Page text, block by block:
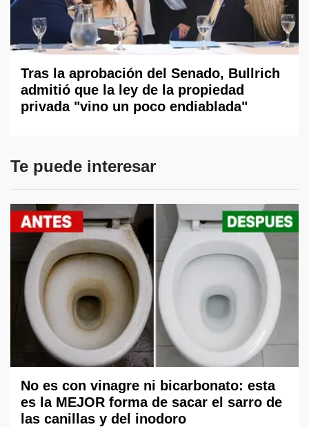
Tras la aprobación del Senado, Bullrich
admitió que la ley de la propiedad
privada "vino un poco endiablada"
Te puede interesar
No es con vinagre ni bicarbonato: esta
es la MEJOR forma de sacar el sarro de
las canillas y del inodoro